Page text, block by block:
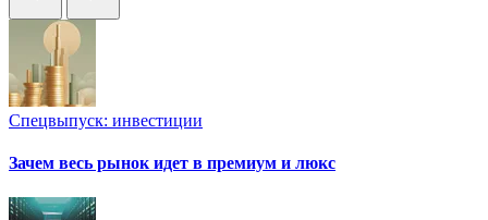
Спецвыпуск: инвестиции
Зачем весь рынок идет в премиум и люкс